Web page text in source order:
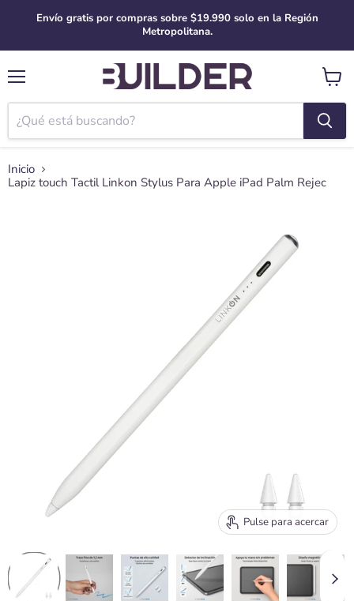
Envío gratis por compras sobre $19.990 solo en la Región
Metropolitana.
Ver
carro
Inicio
Lapiz touch Tactil Linkon Stylus Para Apple iPad Palm Rejec
Pulse para acercar